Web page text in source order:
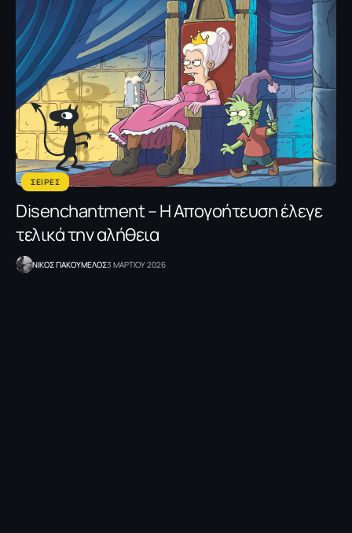
ΣΕΙΡΕΣ
Disenchantment – H Απογοήτευση έλεγε
τελικά την αλήθεια
NΙΚΟΣ ΓΙΑΚΟΥΜΕΛΟΣ3 ΜΑΡΤΙΟΥ 2026